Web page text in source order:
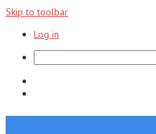
Skip to toolbar
Log in